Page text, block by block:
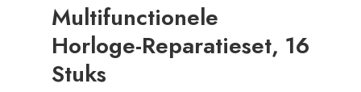
Multifunctionele
Horloge-Reparatieset, 16
Stuks